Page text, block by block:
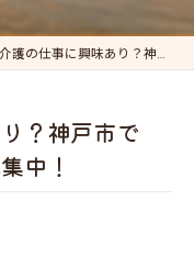
事に興味あり？神戸市でホームヘルパー求人の募集中！
？神戸市で
中！